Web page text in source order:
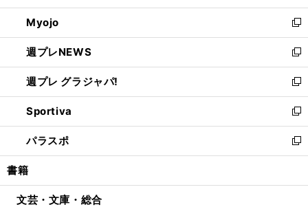
開
く
ウ
で
開
く
ン
ド
ウ
で
開
く
ウ
ィ
ン
ド
ウ
で
開
く
Myojo
新
し
い
ウ
ィ
ン
ド
ウ
で
開
週プレNEWS
新
し
い
ウ
ィ
ン
ド
ウ
開
週プレ グラジャパ!
新
し
い
ウ
ィ
ン
ウ
Sportiva
新
し
い
ウ
ン
パラスポ
新
し
ウ
書籍
文芸・文庫・総合